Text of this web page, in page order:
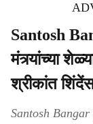
Santosh
मंत्र्यांच्या
श्रीकांत
Santosh